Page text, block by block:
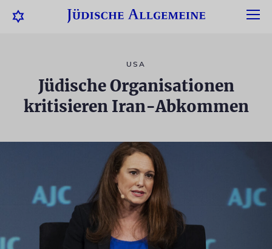
USA
Jüdische Organisationen
kritisieren Iran-Abkommen